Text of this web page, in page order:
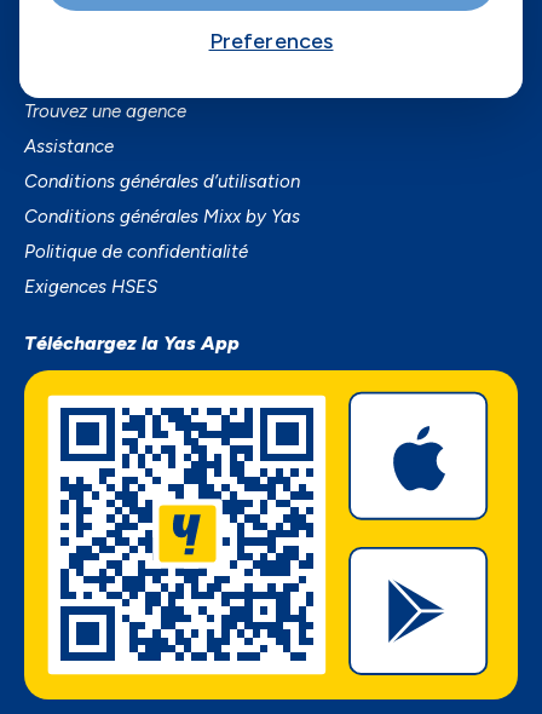
Trouvez une agence
Assistance
Conditions générales d’utilisation
Conditions générales Mixx by Yas
Politique de confidentialité
Exigences HSES
Téléchargez la Yas App
Preferences